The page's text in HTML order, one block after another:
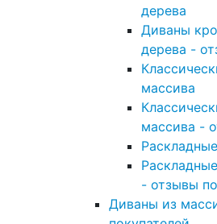
дерева
Диваны
дерева -
массива
массива -
- отзывы
Диваны из